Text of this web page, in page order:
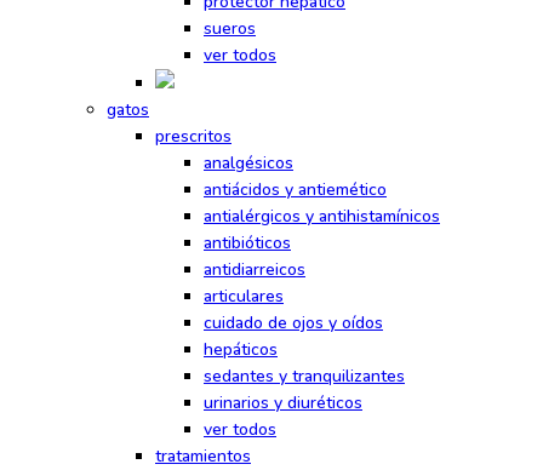
sueros
ver todos
gatos
prescritos
analgésicos
antiácidos y antiemético
antialérgicos y antihistamínicos
antibióticos
antidiarreicos
articulares
cuidado de ojos y oídos
hepáticos
sedantes y tranquilizantes
urinarios y diuréticos
ver todos
tratamientos